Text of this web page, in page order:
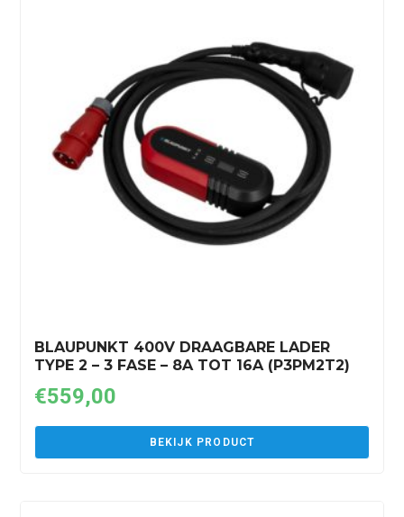
BLAUPUNKT 400V DRAAGBARE LADER
TYPE 2 – 3 FASE – 8A TOT 16A (P3PM2T2)
€559,00
BEKIJK PRODUCT